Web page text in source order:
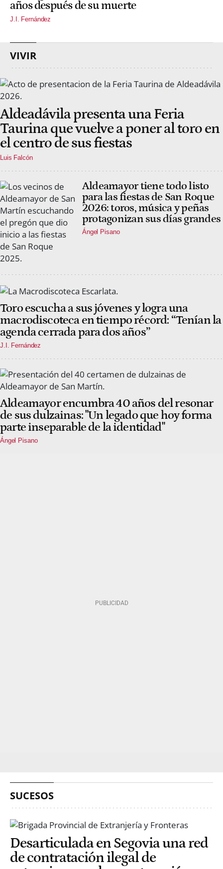
años después de su muerte
J.I. Fernández
VIVIR
Aldeadávila presenta una Feria
Taurina que vuelve a poner al toro en
el centro de sus fiestas
Luis Falcón
Aldeamayor tiene todo listo
para las fiestas de San Roque
2026: toros, música y peñas
protagonizan sus días grandes
Ángel Pisano
Toro escucha a sus jóvenes y logra una
macrodiscoteca en tiempo récord: “Tenían la
agenda cerrada para dos años”
J.I. Fernández
Aldeamayor encumbra 40 años del resonar
de sus dulzainas: "Un legado que hoy forma
parte inseparable de la identidad"
Ángel Pisano
SUCESOS
Desarticulada en Segovia una red
de contratación ilegal de